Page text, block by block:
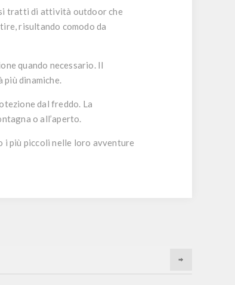
tratti di attività outdoor che
risultando comodo da
quando necessario. Il
dinamiche.
dal freddo. La
o all’aperto.
i più piccoli nelle loro avventure